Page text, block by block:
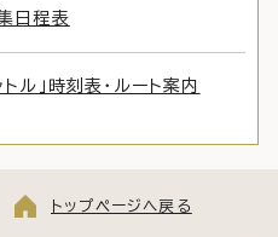
日程表
ル」時刻表・ルート案内
トップページへ戻る